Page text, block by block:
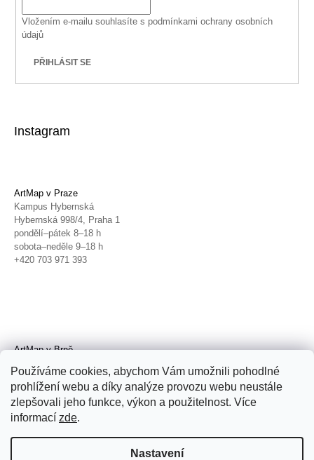
Používáme cookies, abychom Vám umožnili pohodlné
prohlížení webu a díky analýze provozu webu neustále
zlepšovali jeho funkce, výkon a použitelnost. Více
informací zde.
Nastavení
Vložením e-mailu souhlasíte s podmínkami ochrany osobních
údajů
PŘIHLÁSIT SE
Instagram
ArtMap v Praze
Kampus Hybernská
Hybernská 998/4, Praha 1
pondělí–pátek 8–18 h
sobota–neděle 9–18 h
+420 703 971 393
ArtMap v Brně
Radnická 4, Brno
úterý–pátek 11–19 h
sobota 14–19 h
+420 702 152 298